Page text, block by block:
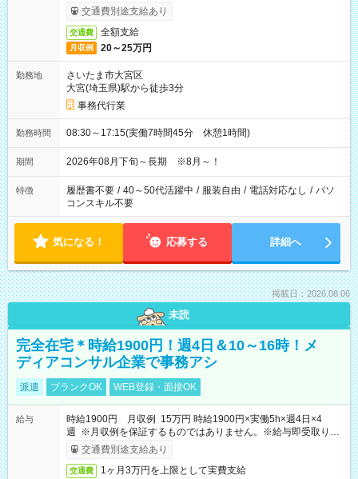
交通費別途支給あり
交通費 全額支給
月収例 20～25万円
勤務地
さいたま市大宮区
大宮(埼玉県)駅から徒歩3分
事務代行業
勤務時間 08:30～17:15(実働7時間45分 休憩1時間)
期間 2026年08月下旬～長期 ※8月～！
特徴 履歴書不要 / 40～50代活躍中 / 服装自由 / 電話対応なし / パソ
コンスキル不要
気になる！ 応募する 詳細へ
掲載日：2026.08.06
未読
完全在宅＊時給1900円！週4日＆10～16時！メ
ディアコンサル企業で事務アシ
派遣 ブランクOK WEB登録・面接OK
給与
時給1900円 月収例 15万円 時給1900円×実働5h×週4日×4
週 ※月収例を保証するものではありません。※給与即受取りサ
ービス利用可（利用条件有）
交通費別途支給あり
交通費 1ヶ月3万円を上限として実費支給